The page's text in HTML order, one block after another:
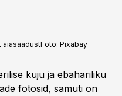
aiasaadustFoto: Pixabay
kuju ja ebahariliku
fotosid, samuti on